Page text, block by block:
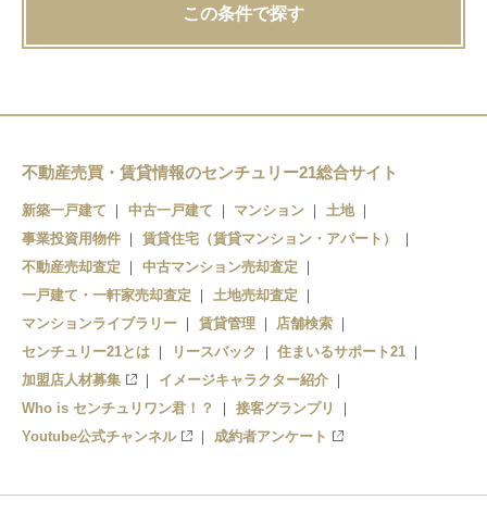
この条件で探す
不動産売買・賃貸情報のセンチュリー21総合サイト
新築一戸建て 中古一戸建て マンション
土地
事業投資用物件
賃貸住宅（賃貸マンション・アパート）
不動産売却査定
中古マンション売却査定
一戸建て・一軒家売却査定
土地売却査定
マンションライブラリー
賃貸管理
店舗検索
センチュリー21とは
リースバック
住まいるサポート21
加盟店人材募集
イメージキャラクター紹介
Who is センチュリワン君！？
接客グランプリ
Youtube公式チャンネル
成約者アンケート